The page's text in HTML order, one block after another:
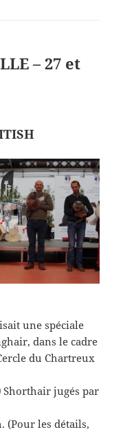
– 27 et
une spéciale
dans le cadre
du Chartreux
Shorthair jugés par
(Pour les détails,